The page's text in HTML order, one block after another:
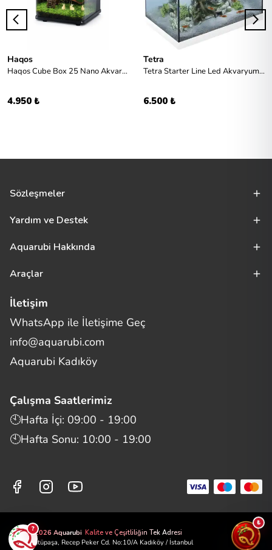
Haqos
Haqos Cube Box 25 Nano Akvaryum Set
4.950 ₺
Tetra
Tetra Starter Line Led Akvaryum Seti 30L - Beyaz
6.500 ₺
Sözleşmeler
Yardım ve Destek
Aquarubi Hakkında
Araçlar
İletişim
WhatsApp ile İletişime Geç
info@aquarubi.com
Aquarubi Kadıköy
Çalışma Saatlerimiz
🕙Hafta İçi: 09:00 - 19:00
🕙Hafta Sonu: 10:00 - 19:00
©2026 Aquarubi Kalite ve Çeşitliliğin Tek Adresi
📍 Zühtüpaşa, Recep Peker Cd. No:10/A Kadıköy / İstanbul
?
Merhaba! Size nasıl yardımcı
olabilirim?
Bilgi
Müşteri Destek
₺